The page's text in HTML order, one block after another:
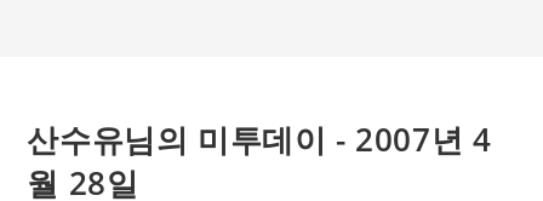
산수유님의 미투데이 - 2007년 4
월 28일